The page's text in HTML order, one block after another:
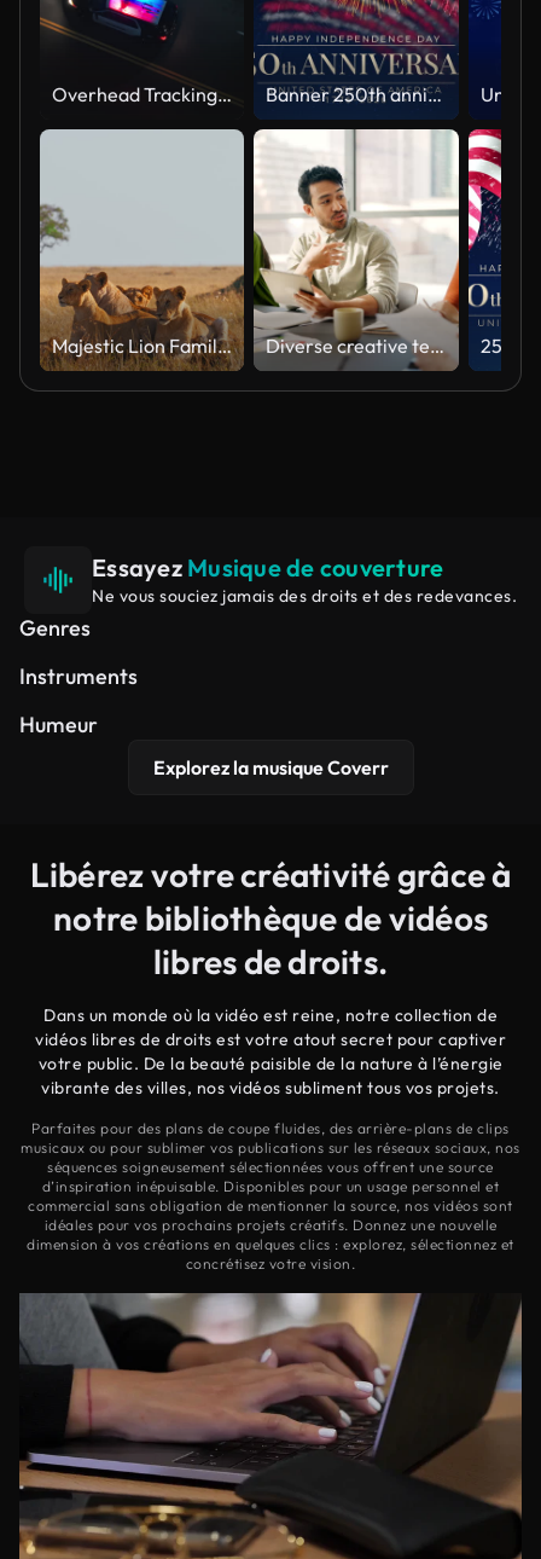
Overhead Tracking Drone Shot of a Police Car Driving on a City Street with Lights On at Night Banner 250th anniversary of the USA. 250 years of independence. 4th of july 2026 usa independence day, video greeting card. US flag fireworks on blue sky background. Fourth of july. 4k seamless loop
Majestic Lion Family Relaxing in Natural Habitat Under Soft Light Diverse creative team collaborating on a marketing strategy in an office meeting
Essayez Musique de couverture
Ne vous souciez jamais des droits et des redevances.
Genres
Cinématique
Instruments
Humeur
Explorez la musique Coverr
Libérez votre créativité grâce à
notre bibliothèque de vidéos
libres de droits.
Dans un monde où la vidéo est reine, notre collection de
vidéos libres de droits est votre atout secret pour captiver
votre public. De la beauté paisible de la nature à l’énergie
vibrante des villes, nos vidéos subliment tous vos projets.
Parfaites pour des plans de coupe fluides, des arrière-plans de clips
musicaux ou pour sublimer vos publications sur les réseaux sociaux, nos
séquences soigneusement sélectionnées vous offrent une source
d’inspiration inépuisable. Disponibles pour un usage personnel et
commercial sans obligation de mentionner la source, nos vidéos sont
idéales pour vos prochains projets créatifs. Donnez une nouvelle
dimension à vos créations en quelques clics : explorez, sélectionnez et
concrétisez votre vision.